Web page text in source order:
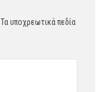
Τα υποχρεωτικά πεδία